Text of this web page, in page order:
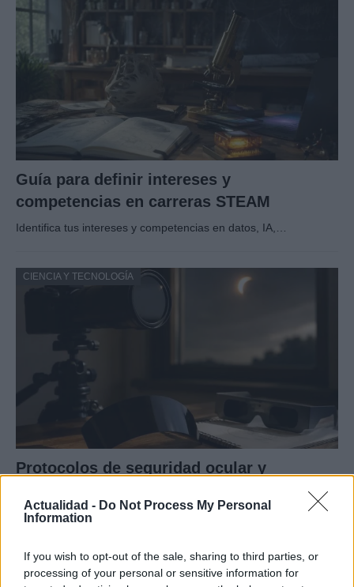
Actualidad - Do Not Process My Personal
Information
If you wish to opt-out of the sale, sharing to third parties, or
processing of your personal or sensitive information for
Guía para definir intereses y
competencias en carreras STEAM
Identifica tus intereses y competencias en datos, IA,…
CIENCIA Y TECNOLOGÍA
Protocolos de seguridad ocular y
consejos para fotografiar eclipses solares
Un eclipse solar es un espectáculo natural que…
CIENCIA Y TECNOLOGÍA